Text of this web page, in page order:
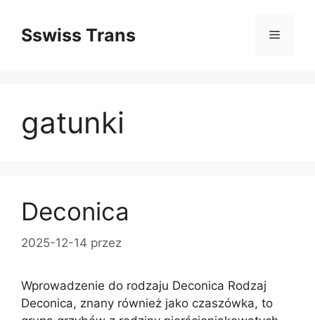
treściSswiss Trans Menu
gatunki
Deconica
2025-12-14 przez
Wprowadzenie do rodzaju Deconica Rodzaj
Deconica, znany również jako czaszówka, to